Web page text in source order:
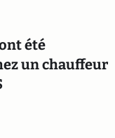
été
un chauffeur